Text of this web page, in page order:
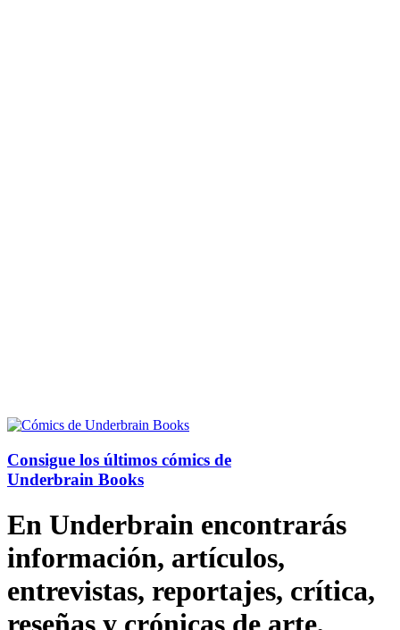
Consigue los últimos cómics de
Underbrain Books
En Underbrain encontrarás
información, artículos,
entrevistas, reportajes, crítica,